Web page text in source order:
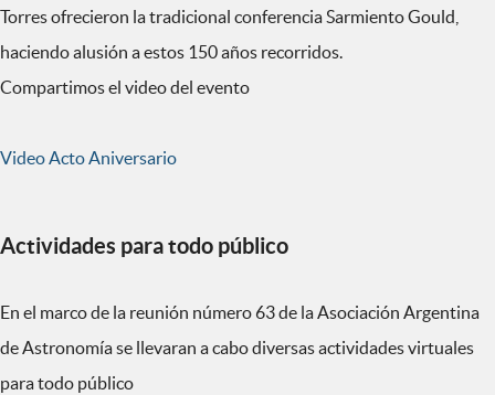
Torres ofrecieron la tradicional conferencia Sarmiento Gould,
haciendo alusión a estos 150 años recorridos.
Compartimos el video del evento
Video Acto Aniversario
Actividades para todo público
En el marco de la reunión número 63 de la Asociación Argentina
de Astronomía se llevaran a cabo diversas actividades virtuales
para todo público